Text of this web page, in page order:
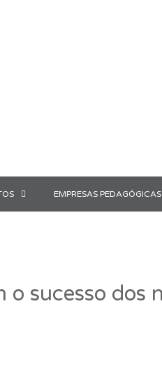
EMPRESAS PEDAGÓGICAS
sucesso dos